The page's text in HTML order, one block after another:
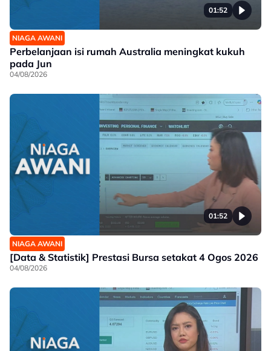
01:52
NIAGA AWANI
Perbelanjaan isi rumah Australia meningkat kukuh
pada Jun
04/08/2026
01:52
NIAGA AWANI
[Data & Statistik] Prestasi Bursa setakat 4 Ogos 2026
04/08/2026